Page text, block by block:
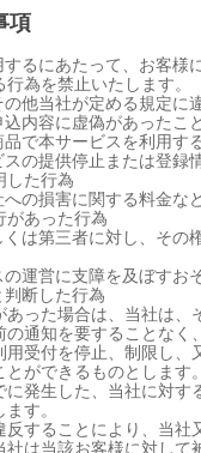
項
るにあたって、お客様
為を禁止いたします。
他当社が定める規定に
内容に虚偽があったこ
で本サービスを利用す
の提供停止または登録
した行為
の損害に関する料金な
があった行為
は第三者に対し、その
運営に支障を及ぼすお
断した行為
あった場合は、当社は、
通知を要することなく
受付を停止、制限し、
とができるものとします
発生した、当社に対す
す。
反することにより、当社
社は当該お客様に対して